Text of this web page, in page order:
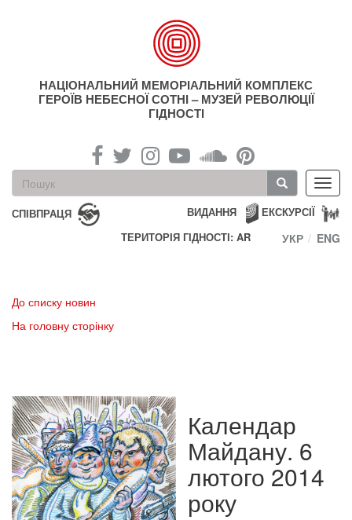
НАЦІОНАЛЬНИЙ МЕМОРІАЛЬНИЙ КОМПЛЕКС
ГЕРОЇВ НЕБЕСНОЇ СОТНІ – МУЗЕЙ РЕВОЛЮЦІЇ
ГІДНОСТІ
Пошукова
форма
Пошук
СПІВПРАЦЯ ЕКСКУРСІЇ
ВИДАННЯ
ТЕРИТОРІЯ ГІДНОСТІ: AR
УКР ENG
До списку новин
На головну сторінку
Календар
Майдану. 6
лютого 2014
року